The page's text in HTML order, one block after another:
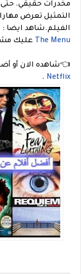
مخدرات حقيقي. حتى
التمثيل تعرض
الفيلم.شاهد ايضا :
The Menu عليك
👈شاهده الان أو
Netflix
.